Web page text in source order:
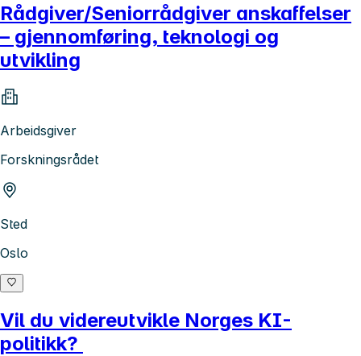
Rådgiver/Seniorrådgiver anskaffelser
– gjennomføring, teknologi og
utvikling
Arbeidsgiver
Forskningsrådet
Sted
Oslo
Vil du videreutvikle Norges KI-
politikk?